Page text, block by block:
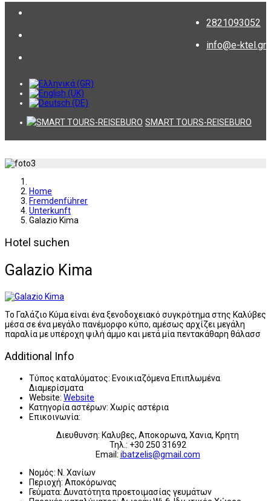
2821093052
info@e-ktel.gr
SMART TOURS-REISEBURO
Home
Fremdenführer
Unterkunft
Galazio Kima
Hotel suchen
Galazio Kima
Το Γαλάζιο Κύμα είναι ένα ξενοδοχειακό συγκρότημα στης Καλύβες
μέσα σε ένα μεγάλο πανέμορφο κύπο, αμέσως αρχίζει μεγάλη
παραλία με υπέροχη ψιλή άμμο και μετά μία πεντακάθαρη θάλασσ
Additional Info
Τύπος καταλύματος: Ενοικιαζόμενα Επιπλωμένα
Διαμερίσματα
Website: Website
Κατηγορία αστέρων: Χωρίς αστέρια
Επικοινωνία:
Διευθυνση: Καλυβες, Αποκορωνα, Χανια, Κρητη
Τηλ.: +30 250 31692
Email: ibatzelis@gmail.com
Νομός: Ν. Χανίων
Περιοχή: Αποκόρωνας
Γεύματα: Δυνατότητα προετοιμασίας γευμάτων